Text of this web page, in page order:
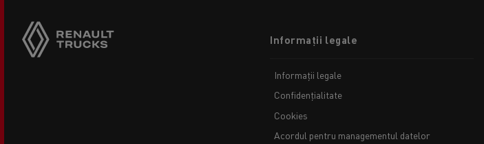
menuInformații legale
Informații legale
Confidențialitate
Cookies
Acordul pentru managementul datelor